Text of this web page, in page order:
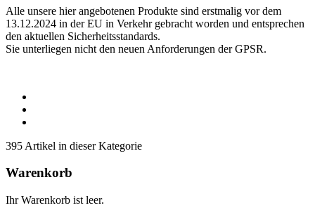
Alle unsere hier angebotenen Produkte sind erstmalig vor dem
13.12.2024 in der EU in Verkehr gebracht worden und entsprechen
den aktuellen Sicherheitsstandards.
Sie unterliegen nicht den neuen Anforderungen der GPSR.
395 Artikel in dieser Kategorie
Warenkorb
Ihr Warenkorb ist leer.